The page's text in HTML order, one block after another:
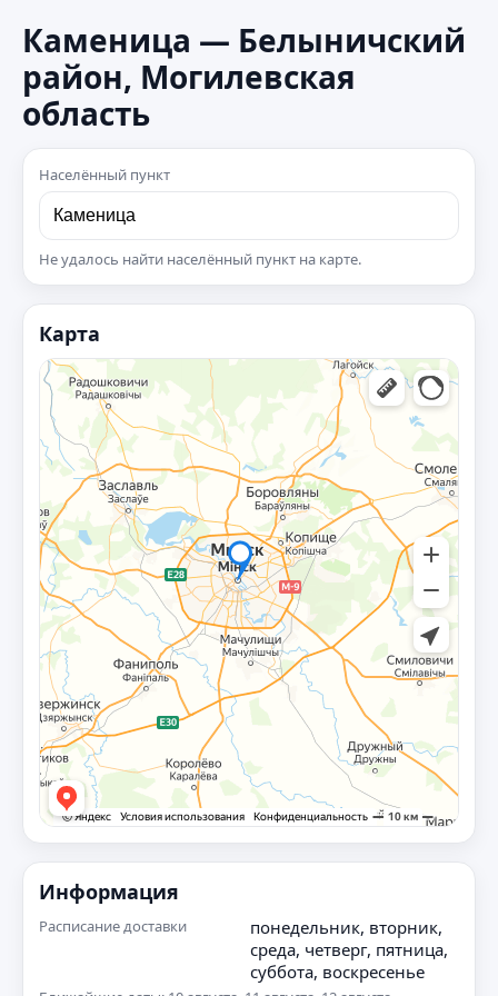
Каменица — Белыничский
район, Могилевская
область
Населённый пункт
Не удалось найти населённый пункт на карте.
Карта
Информация
Расписание доставки
понедельник, вторник,
среда, четверг, пятница,
суббота, воскресенье